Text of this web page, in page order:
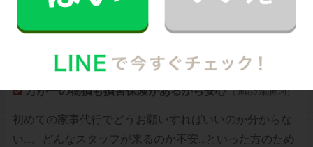
シンプルでお財布に優しい料金体系
スマホだけで24時間365日依頼可能
スタッフ･お客様双方への本人確認で安全
万が一の物損も損害保険があるから安心（適応の範囲内）
初めての家事代行でどうお願いすればいいのか分からな
い…、どんなスタッフが来るのか不安…といった方のため